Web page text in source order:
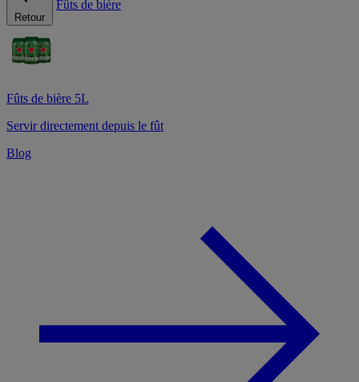
Retour
Fûts de bière
Fûts de bière 5L
Servir directement depuis le fût
Blog